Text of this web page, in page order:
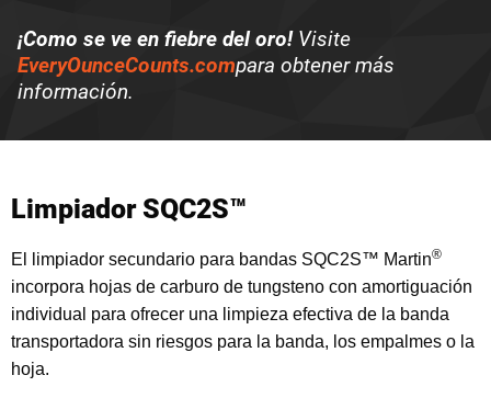
¡Como se ve en fiebre del oro!Visite
EveryOunceCounts.compara obtener más
información.
Limpiador SQC2S™
El limpiador secundario para bandas SQC2S™ Martin®
incorpora hojas de carburo de tungsteno con amortiguación
individual para ofrecer una limpieza efectiva de la banda
transportadora sin riesgos para la banda, los empalmes o la
hoja.